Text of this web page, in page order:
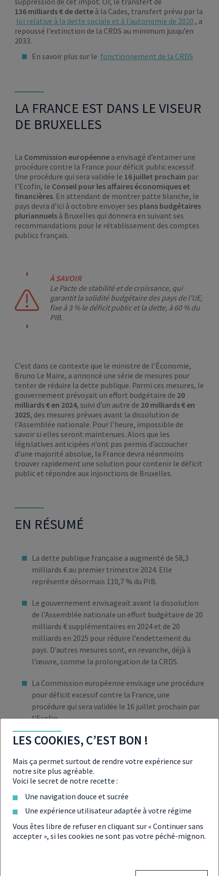
136 milliards € de dette à la Cades, transfert prévu par la
loi relative à la dette sociale et à l’autonomie de 2020 , a
repoussé l’extinction de la CRDS au minimum jusqu’en
2033.
En savoir plus sur le fonctionnement de la CRDS
LA FRANCE EST DANS LE VISEUR
DE BRUXELLES
La Commission européenne a envisagé d’entamer une
procédure contre la France pour déficit public excessif.
Une procédure qui sera validée le 16 juillet prochain par
l’Ecofin, le Conseil pour les affaires économiques et
financières. En attendant de montrer patte blanche, le
pays devra d’ici à octobre envoyer ses plans budgétaires
pluriannuels à Bruxelles qui donnera en suivant ses
recommandations pour le rétablissement des comptes
publics français.
À SAVOIR
Le Pacte de stabilité et de croissance, qui
garantit la solidité budgétaire des pays de l’UE,
fixe à 3 % le déficit public et la dette, à 60 % du
PIB.
C’est dans ce contexte que le ministre de l’Économie,
Bruno Le Maire, a annoncé une série de mesures pour
tenter de réduire la dette publique. Parmi ces mesures, le
gouvernement prévoyait un effort budgétaire de 20
milliards € en 2024, suivi d’un autre de 20 milliards € en
2025, des mesures prévues avant la dissolution de
l’Assemblée nationale. Pour l’heure, impossible de
savoir si elles seront maintenues. Alors que les
législatives anticipées n’ont pas permis d’accoucher
d’une majorité absolue, la France devra néanmoins
trouver rapidement une solution pour contenir le déficit
public et répondre aux injonctions de Bruxelles.
EN RÉSUMÉ
La dette publique française a augmenté de 58,3
milliards € au premier trimestre 2024. Elle
représente désormais 110,7 % du PIB.
Le gouvernement envisageait avant la dissolution
de l’Assemblée nationale un effort budgétaire de 20
milliards € supplémentaires en 2024 et de 20
milliards en 2025 pour réduire l’endettement du
pays. D’autres mesures sont, en revanche, déjà à
l’œuvre, comme la prolongation de la CRDS.
La Commission européenne envisage une procédure
pour déficit excessif contre la France, une
procédure qui sera validée le 16 juillet prochain par
l’Ecofin.
À LIRE ÉGALEMENT SUR
L’ÉCONOMIE
Economie mondiale : une embellie pour
LES COOKIES, C’EST BON !
Mais ça permet surtout de rendre votre expérience sur
notre site plus agréable.
Voici le secret de notre recette :
Une navigation douce et sucrée
Une expérience utilisateur adaptée à votre régime
Vous êtes libre de refuser en cliquant sur « Continuer sans
accepter », si les cookies ne sont pas votre péché-mignon.